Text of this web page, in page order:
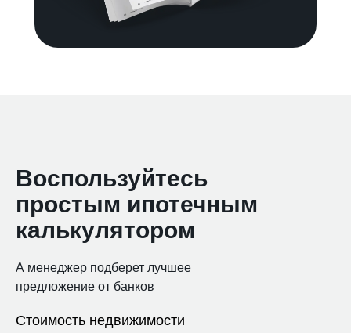
Воспользуйтесь
простым ипотечным
калькулятором
А менеджер подберет лучшее
предложение от банков
Стоимость недвижимости